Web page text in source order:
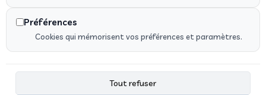
Préférences
Cookies qui mémorisent vos préférences et paramètres.
Tout refuser